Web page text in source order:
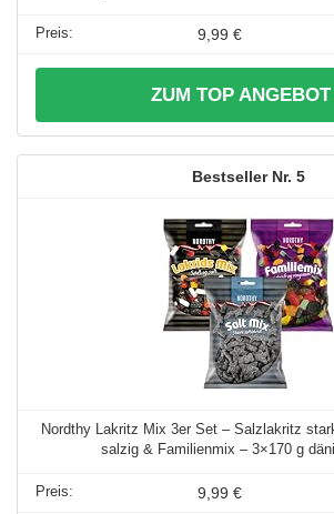
9,99 €
ZUM TOP
5
Nordthy Lakritz Mix 3er Set – Salzlakritz
salzig & Familienmix – 3×170 g
9,99 €